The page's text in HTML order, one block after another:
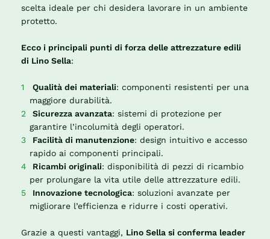
scelta ideale per chi desidera lavorare in un ambiente
protetto.
Ecco i principali punti di forza delle attrezzature edili
di Lino Sella:
Qualità dei materiali: componenti resistenti per una
maggiore durabilità.
Sicurezza avanzata: sistemi di protezione per
garantire l’incolumità degli operatori.
Facilità di manutenzione: design intuitivo e accesso
rapido ai componenti principali.
Ricambi originali: disponibilità di pezzi di ricambio
per prolungare la vita utile delle attrezzature edili.
Innovazione tecnologica: soluzioni avanzate per
migliorare l’efficienza e ridurre i costi operativi.
Grazie a questi vantaggi, Lino Sella si conferma leader